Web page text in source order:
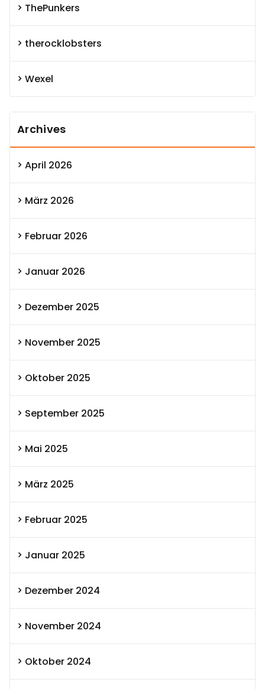
ThePunkers
therocklobsters
Wexel
Archives
April 2026
März 2026
Februar 2026
Januar 2026
Dezember 2025
November 2025
Oktober 2025
September 2025
Mai 2025
März 2025
Februar 2025
Januar 2025
Dezember 2024
November 2024
Oktober 2024